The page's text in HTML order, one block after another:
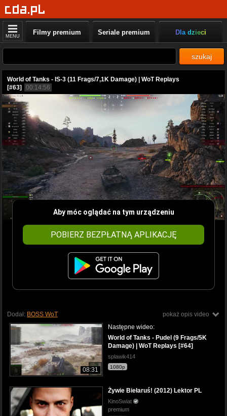
MENU Filmy premium Seriale premium Dla dzieci
szukaj
World of Tanks - IS-3 (11 Frags/7,1K Damage) | WoT Replays
[#63]
00:14:56
Aby móc oglądać na tym urządzeniu
POBIERZ BEZPŁATNĄ APLIKACJĘ
pokaż opis video
Dodał: BOSS WoT
08:31
Następne wideo:
World of Tanks - Pudel (9 Frags/5K
Damage) | WoT Replays [#64]
splawik414
1080p
Żywie Biełaruś! (2012) Lektor PL
KinoSwiat
premium